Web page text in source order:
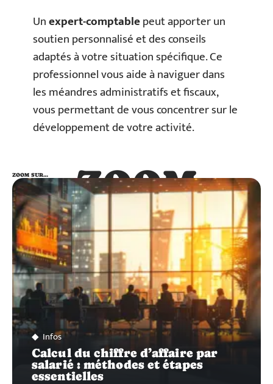
Unexpert-comptablepeut apporter un
soutien personnalisé et des conseils
adaptés à votre situation spécifique. Ce
professionnel vous aide à naviguer dans
les méandres administratifs et fiscaux,
vous permettant de vous concentrer sur le
développement de votre activité.
ZOOM
SUR…
ZOOM SUR…
Infos
Calcul du chiffre d’affaire par
salarié : méthodes et étapes
essentielles